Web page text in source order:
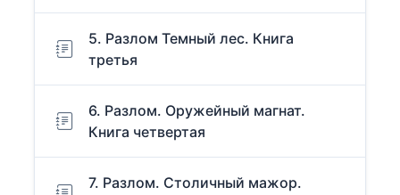
5. Разлом Темный лес. Книга
третья
6. Разлом. Оружейный магнат.
Книга четвертая
7. Разлом. Столичный мажор.